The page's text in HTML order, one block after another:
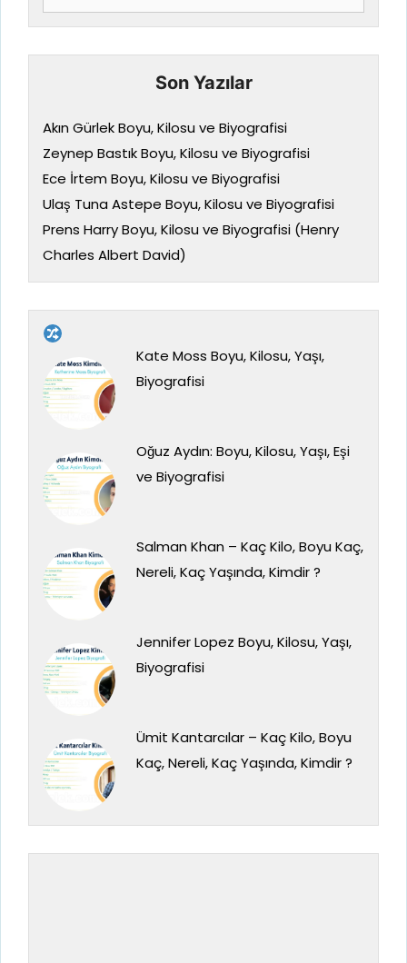
ara
Son Yazılar
Akın Gürlek Boyu, Kilosu ve Biyografisi
Zeynep Bastık Boyu, Kilosu ve Biyografisi
Ece İrtem Boyu, Kilosu ve Biyografisi
Ulaş Tuna Astepe Boyu, Kilosu ve Biyografisi
Prens Harry Boyu, Kilosu ve Biyografisi (Henry
Charles Albert David)
Kate Moss Boyu, Kilosu, Yaşı,
Biyografisi
Oğuz Aydın: Boyu, Kilosu, Yaşı, Eşi
ve Biyografisi
Salman Khan – Kaç Kilo, Boyu Kaç,
Nereli, Kaç Yaşında, Kimdir ?
Jennifer Lopez Boyu, Kilosu, Yaşı,
Biyografisi
Ümit Kantarcılar – Kaç Kilo, Boyu
Kaç, Nereli, Kaç Yaşında, Kimdir ?